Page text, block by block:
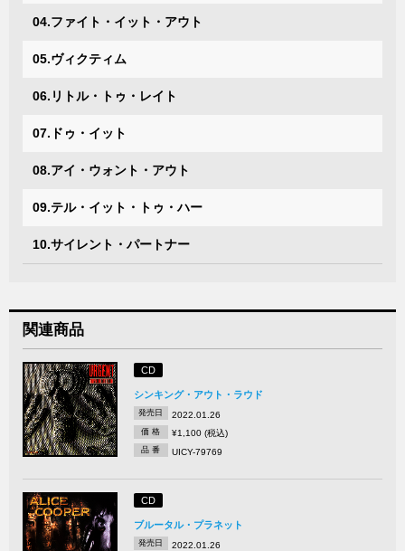
04.ファイト・イット・アウト
05.ヴィクティム
06.リトル・トゥ・レイト
07.ドゥ・イット
08.アイ・ウォント・アウト
09.テル・イット・トゥ・ハー
10.サイレント・パートナー
関連商品
CD
シンキング・アウト・ラウド
発売日 2022.01.26
価 格 ¥1,100 (税込)
品 番 UICY-79769
CD
ブルータル・プラネット
発売日 2022.01.26